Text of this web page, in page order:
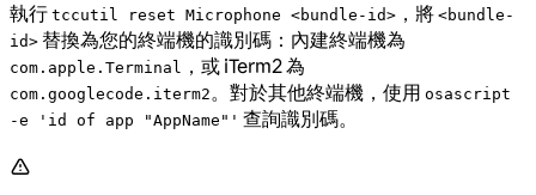
執行 tccutil reset Microphone <bundle-id> ，將 <bundle-
id> 替換為您的終端機的識別碼：內建終端機為
com.apple.Terminal ，或 iTerm2 為
com.googlecode.iterm2 。對於其他終端機，使用 osascript
-e 'id of app "AppName"' 查詢識別碼。